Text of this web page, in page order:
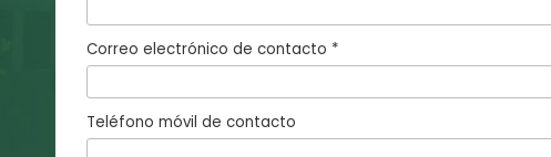
Correo electrónico de contacto *
Teléfono móvil de contacto